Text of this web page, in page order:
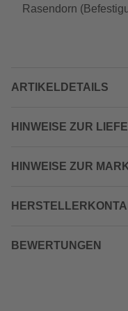
Rasendorn
ARTIKELDETAILS
HINWEISE ZUR
HINWEISE ZUR
BEWERTUNGEN